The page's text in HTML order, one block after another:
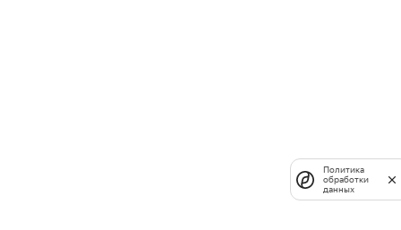
Политика
обработки
данных